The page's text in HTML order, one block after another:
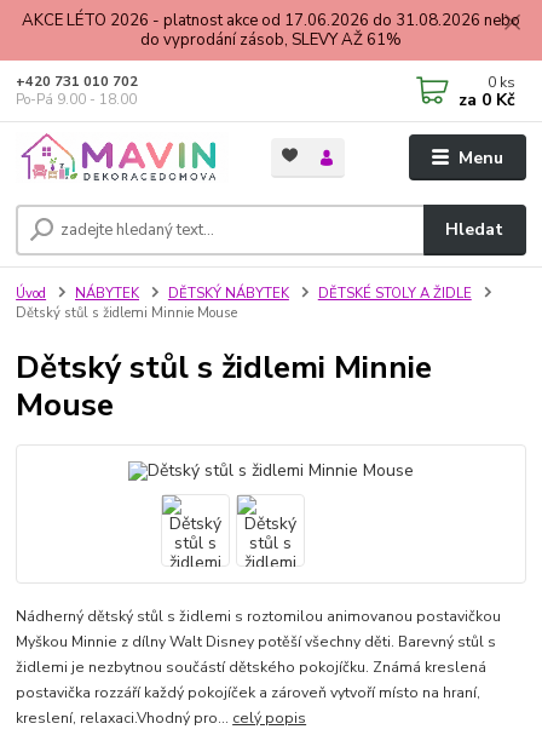
AKCE LÉTO 2026 - platnost akce od 17.06.2026 do 31.08.2026 nebo
do vyprodání zásob, SLEVY AŽ 61%
Menu
Hledat
+420 731 010 702
Po-Pá 9.00 - 18.00
0 ks
za 0 Kč
Úvod NÁBYTEK DĚTSKÝ NÁBYTEK
DĚTSKÉ STOLY A ŽIDLE
Dětský stůl s židlemi Minnie Mouse
Dětský stůl s židlemi Minnie
Mouse
Nádherný dětský stůl s židlemi s roztomilou animovanou postavičkou
Myškou Minnie z dílny Walt Disney potěší všechny děti. Barevný stůl s
židlemi je nezbytnou součástí dětského pokojíčku. Známá kreslená
postavička rozzáří každý pokojíček a zároveň vytvoří místo na hraní,
kreslení, relaxaci.Vhodný pro... celý popis